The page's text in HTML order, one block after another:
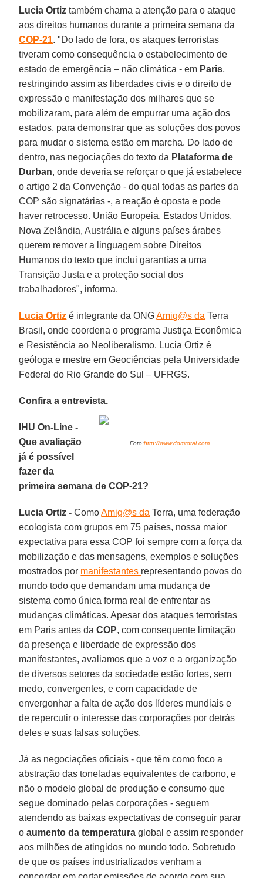
Lucia Ortiz também chama a atenção para o ataque
aos direitos humanos durante a primeira semana da
COP-21. "Do lado de fora, os ataques terroristas
tiveram como consequência o estabelecimento de
estado de emergência – não climática - em Paris,
restringindo assim as liberdades civis e o direito de
expressão e manifestação dos milhares que se
mobilizaram, para além de empurrar uma ação dos
estados, para demonstrar que as soluções dos povos
para mudar o sistema estão em marcha. Do lado de
dentro, nas negociações do texto da Plataforma de
Durban, onde deveria se reforçar o que já estabelece
o artigo 2 da Convenção - do qual todas as partes da
COP são signatárias -, a reação é oposta e pode
haver retrocesso. União Europeia, Estados Unidos,
Nova Zelândia, Austrália e alguns países árabes
querem remover a linguagem sobre Direitos
Humanos do texto que inclui garantias a uma
Transição Justa e a proteção social dos
trabalhadores", informa.
Lucia Ortiz é integrante da ONGAmig@s da Terra
Brasil, onde coordena o programa Justiça Econômica
e Resistência ao Neoliberalismo. Lucia Ortiz é
geóloga e mestre em Geociências pela Universidade
Federal do Rio Grande do Sul – UFRGS.
Confira a entrevista.
Foto:http://www.domtotal.com
IHU On-Line -
Que avaliação
já é possível
fazer da
primeira semana de COP-21?
Lucia Ortiz - ComoAmig@s da Terra, uma federação
ecologista com grupos em 75 países, nossa maior
expectativa para essa COP foi sempre com a força da
mobilização e das mensagens, exemplos e soluções
mostrados por manifestantes representando povos do
mundo todo que demandam uma mudança de
sistema como única forma real de enfrentar as
mudanças climáticas. Apesar dos ataques terroristas
em Paris antes daCOP, com consequente limitação
da presença e liberdade de expressão dos
manifestantes, avaliamos que a voz e a organização
de diversos setores da sociedade estão fortes, sem
medo, convergentes, e com capacidade de
envergonhar a falta de ação dos líderes mundiais e
de repercutir o interesse das corporações por detrás
deles e suas falsas soluções.
Já as negociações oficiais - que têm como foco a
abstração das toneladas equivalentes de carbono, e
não o modelo global de produção e consumo que
segue dominado pelas corporações - seguem
atendendo as baixas expectativas de conseguir parar
o aumento da temperatura global e assim responder
aos milhões de atingidos no mundo todo. Sobretudo
de que os países industrializados venham a